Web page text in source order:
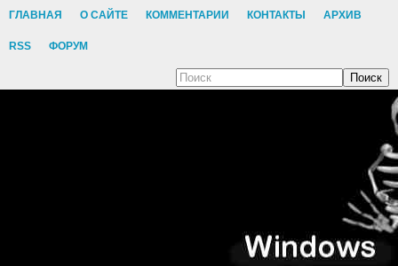
ГЛАВНАЯ О САЙТЕ КОММЕНТАРИИ КОНТАКТЫ АРХИВ
RSS ФОРУМ
Поиск